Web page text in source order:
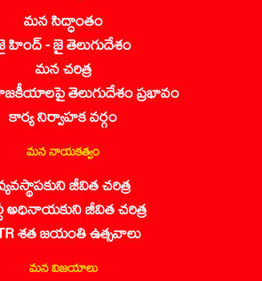
మన సిద్ధాంతం
హింద్ - జై తెలుగుదేశం
మన చరిత్ర
తెలుగుదేశం ప్రభావం
కార్య నిర్వాహక వర్గం
మన నాయకత్వం
జీవిత చరిత్ర
అధినాయకుని జీవిత చరిత్ర
శత జయంతి ఉత్సవాలు
మన విజయాలు